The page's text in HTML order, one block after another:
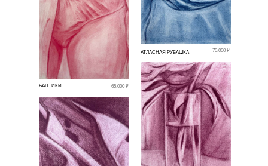
АТЛАСНАЯ РУБАШКА 70.000 ₽
БАНТИКИ 65.000 ₽